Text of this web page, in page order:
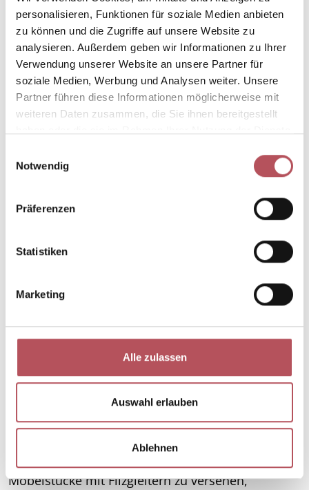
personalisieren, Funktionen für soziale Medien anbieten
zu können und die Zugriffe auf unsere Website zu
analysieren. Außerdem geben wir Informationen zu Ihrer
Verwendung unserer Website an unsere Partner für
soziale Medien, Werbung und Analysen weiter. Unsere
Partner führen diese Informationen möglicherweise mit
weiteren Daten zusammen, die Sie ihnen bereitgestellt
Notwendig
Präferenzen
Statistiken
Marketing
Alle zulassen
Auswahl erlauben
Ablehnen
Trotz der zahlreichen Vorzüge von Parkettböden
ist es von Bedeutung zu berücksichtigen, dass
sieempfindlich gegen Feuchtigkeit und
mechanische Belastungensind. Um ihre
Schönheit und Langlebigkeit zu bewahren, ist
positiven Aspekte von Parkettböden die
installiert und gepflegt werden.
Parkettbodens in Rodgau
Für eine optimale Pflege Ihres Parkettbodens in
Rodgau empfehlen wirregelmäßiges
Staubsaugen sowie das Wischen mit einem leicht
VermeidenSie dabei
eineübermäßige Feuchtigkeitund nutzen Sie
geeignete Reinigungsmittel, um die Oberfläche zu
Möbelstücke mit Filzgleitern zu versehen,